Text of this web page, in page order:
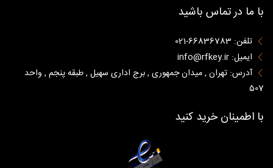
با ما در تماس باشید
تلفن: 66836783-021
ایمیل: info@rfkey.ir
آدرس: تهران , میدان جمهوری , برج اداری سهیل , طبقه پنجم , واحد
507
با اطمینان خرید کنید